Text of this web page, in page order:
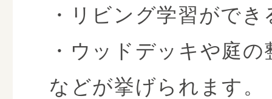
・リビング学習がで
・ウッドデッキや庭の
などが挙げられます。